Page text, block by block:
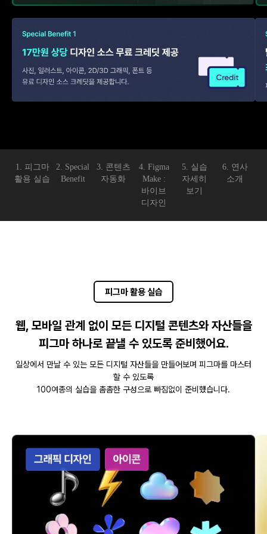
1. 피그마
활용 실습
2. Special
Benefit
3. 콘텐츠
자동화
4. Figma
Make :
바이브
디자인
5. 실습
자세히
보기
6. 연사
소개
피그마 활용 실습
웹, 모바일 관계 없이 모든 디지털 콘텐츠와 자산들을
피그마 하나로 끝낼 수 있도록 준비했어요.
일상에서 만날 수 있는 모든 디지털 자산들을 만들어보며 피그마를 마스터
할 수 있도록
100여종의 실습을 촘촘한 구성으로 빠짐없이 준비했습니다.